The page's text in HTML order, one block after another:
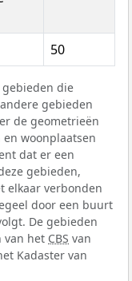
50
die
andere gebieden
de geometrieën
woonplaatsen
dat er een
gebieden,
elkaar verbonden
door een buurt
De gebieden
van het CBS van
Kadaster van